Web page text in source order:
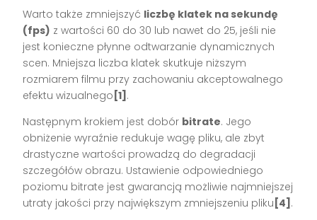
Warto także zmniejszyć liczbę klatek na sekundę
(fps) z wartości 60 do 30 lub nawet do 25, jeśli nie
jest konieczne płynne odtwarzanie dynamicznych
scen. Mniejsza liczba klatek skutkuje niższym
rozmiarem filmu przy zachowaniu akceptowalnego
efektu wizualnego [1] .
Następnym krokiem jest dobór bitrate. Jego
obniżenie wyraźnie redukuje wagę pliku, ale zbyt
drastyczne wartości prowadzą do degradacji
szczegółów obrazu. Ustawienie odpowiedniego
poziomu bitrate jest gwarancją możliwie najmniejszej
utraty jakości przy największym zmniejszeniu pliku [4] .